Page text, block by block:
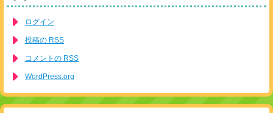
ログイン
投稿の RSS
コメントの RSS
WordPress.org